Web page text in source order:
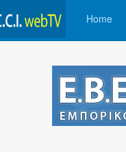
Home